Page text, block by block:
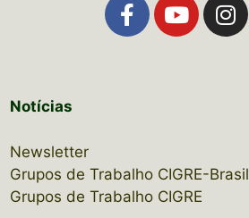
Notícias
Newsletter
Grupos de Trabalho CIGRE-Brasil
Grupos de Trabalho CIGRE